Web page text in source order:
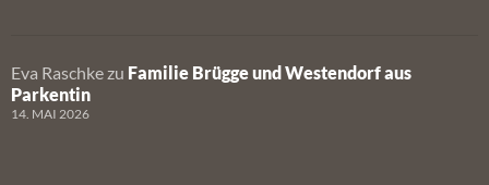
Eva Raschke zu Familie Brügge und Westendorf aus
Parkentin
14. MAI 2026